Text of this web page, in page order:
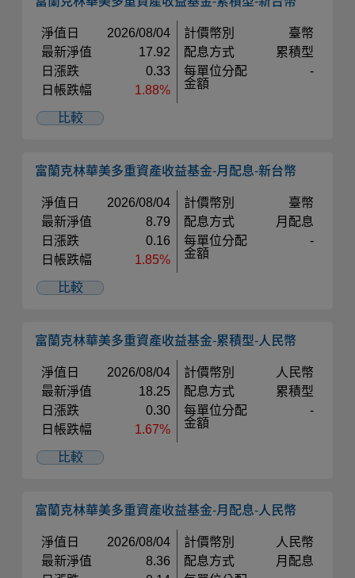
淨值日
2026/08/04
最新淨值
17.92
日漲跌
0.33
日帳跌幅
1.88%
計價幣別
臺幣
配息方式
累積型
每單位分配
金額
-
比較
富蘭克林華美多重資產收益基金-月配息-新台幣
淨值日
2026/08/04
最新淨值
8.79
日漲跌
0.16
日帳跌幅
1.85%
計價幣別
臺幣
配息方式
月配息
每單位分配
金額
-
比較
富蘭克林華美多重資產收益基金-累積型-人民幣
淨值日
2026/08/04
最新淨值
18.25
日漲跌
0.30
日帳跌幅
1.67%
計價幣別
人民幣
配息方式
累積型
每單位分配
金額
-
比較
富蘭克林華美多重資產收益基金-月配息-人民幣
淨值日
2026/08/04
最新淨值
8.36
計價幣別
人民幣
配息方式
月配息